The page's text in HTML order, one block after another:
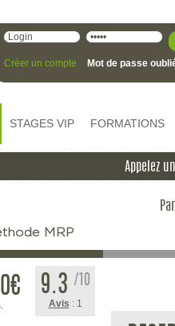
Créer un compte Mot de passe
STAGES VIP FORMATIONS
Appelez
MRP
€ 9.3 /10
Avis : 1